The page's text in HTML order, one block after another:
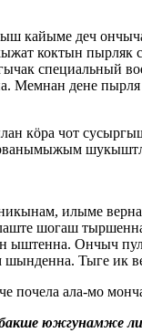
кайыме деч
коктын
специальный
Мемнан дене
кӧра чот
илыме
шогаш
Ончыч
Тыге ик
почела ала-мо
южгунамже